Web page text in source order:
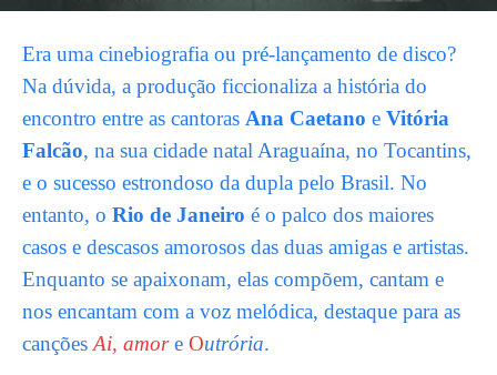
Era uma cinebiografia ou pré-lançamento de disco?
Na dúvida, a produção ficcionaliza a história do
encontro entre as cantoras Ana Caetano e Vitória
Falcão, na sua cidade natal Araguaína, no Tocantins,
e o sucesso estrondoso da dupla pelo Brasil. No
entanto, o Rio de Janeiro é o palco dos maiores
casos e descasos amorosos das duas amigas e artistas.
Enquanto se apaixonam, elas compõem, cantam e
nos encantam com a voz melódica, destaque para as
canções Ai, amore Outrória.